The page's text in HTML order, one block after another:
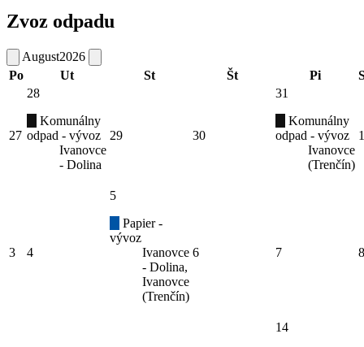
Zvoz odpadu
August2026
Po
Ut St Št Pi
27
28
Komunálny
odpad - vývoz
Ivanovce
- Dolina
29 30
31
Komunálny
odpad - vývoz
Ivanovce
(Trenčín)
1
3 4
5
Papier -
vývoz
Ivanovce
- Dolina,
Ivanovce
(Trenčín)
6 7 8
14